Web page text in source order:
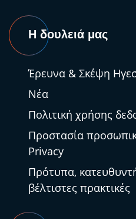
Η δουλειά μας
Έρευνα & Σκέψη
Νέα
Πολιτική χρήσης
Προστασία
Privacy
Πρότυπα,
βέλτιστες πρακτικές